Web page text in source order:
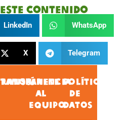
contenido
LinkedIn WhatsApp
X Telegram
ÚNETE
AL
EQUIPO
POLÍTICA
DE
DATOS